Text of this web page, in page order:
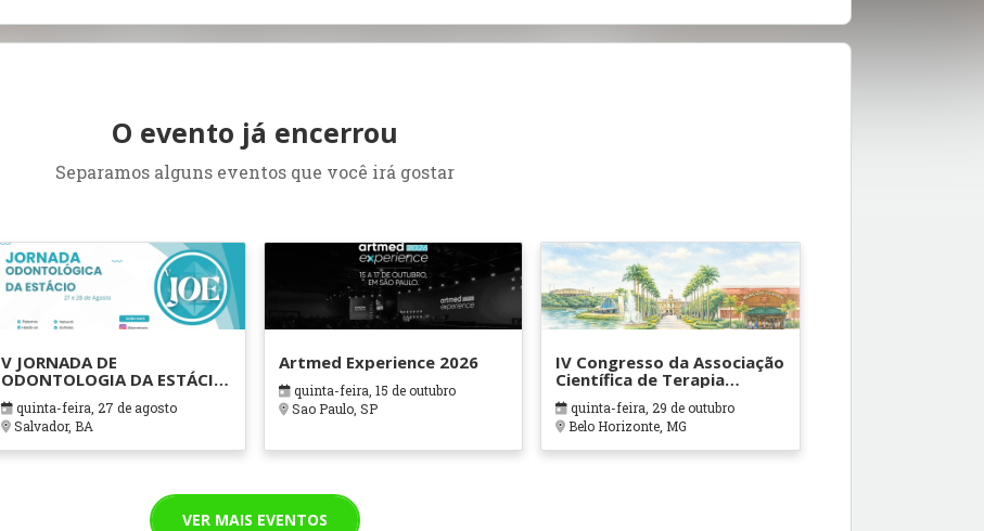
O evento já encerrou
Separamos alguns eventos que você irá gostar
V JORNADA DE
ODONTOLOGIA DA ESTÁCIO
BAHIA
quinta-feira, 27 de agosto
Salvador, BA
Artmed Experience 2026
quinta-feira, 15 de outubro
Sao Paulo, SP
IV Congresso da Associação
Científica de Terapia
Ocupacional em Contextos
Hospitalares e Cuidados
Paliativos - ATOHOSP
quinta-feira, 29 de outubro
Belo Horizonte, MG
VER MAIS EVENTOS